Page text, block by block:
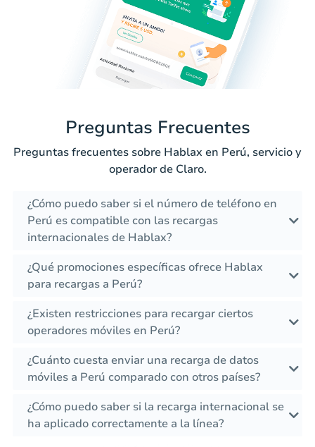
Preguntas Frecuentes
Preguntas frecuentes sobre Hablax en Perú, servicio y
operador de Claro.
¿Cómo puedo saber si el número de teléfono en
Perú es compatible con las recargas
internacionales de Hablax?
¿Qué promociones específicas ofrece Hablax
para recargas a Perú?
¿Existen restricciones para recargar ciertos
operadores móviles en Perú?
¿Cuánto cuesta enviar una recarga de datos
móviles a Perú comparado con otros países?
¿Cómo puedo saber si la recarga internacional se
ha aplicado correctamente a la línea?